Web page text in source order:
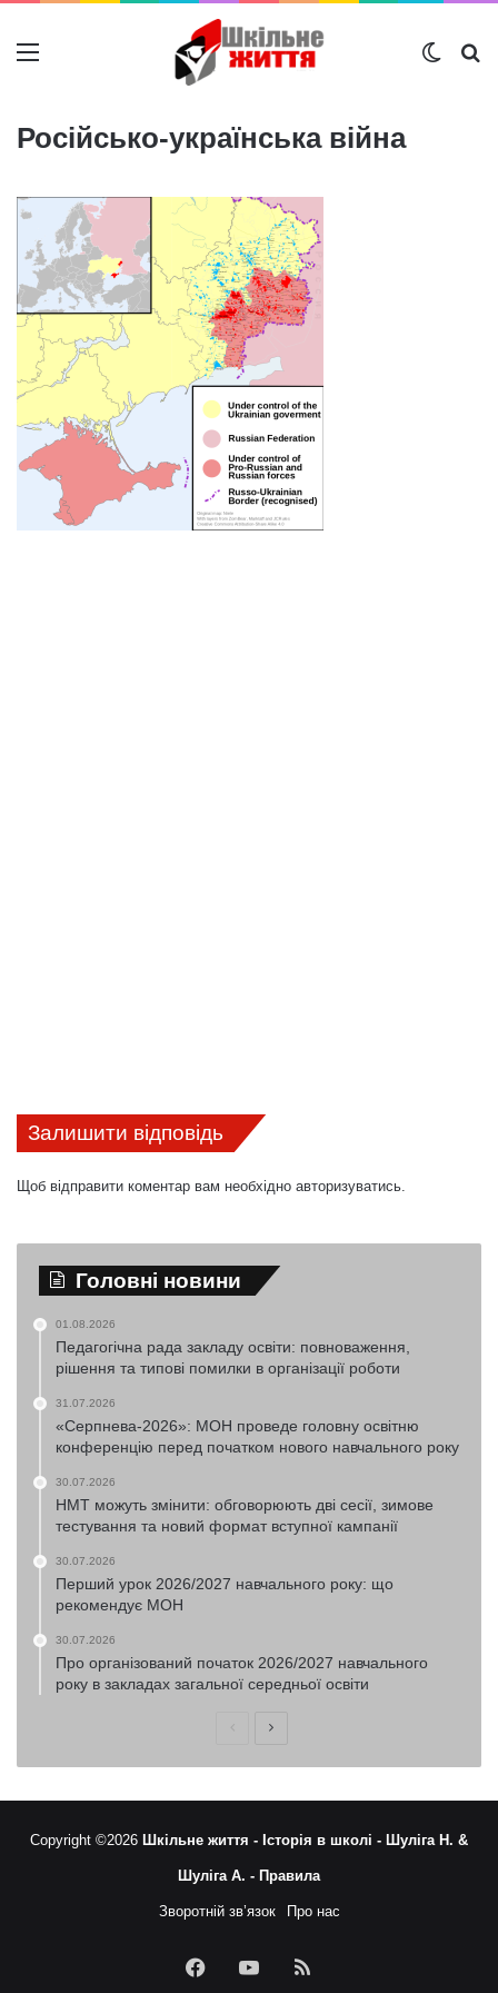
Меню
Російсько-українська війна
Залишити відповідь
Щоб відправити коментар вам необхідно авторизуватись.
Головні новини
01.08.2026
Педагогічна рада закладу освіти: повноваження,
рішення та типові помилки в організації роботи
31.07.2026
«Серпнева-2026»: МОН проведе головну освітню
конференцію перед початком нового навчального року
30.07.2026
НМТ можуть змінити: обговорюють дві сесії, зимове
тестування та новий формат вступної кампанії
30.07.2026
Перший урок 2026/2027 навчального року: що
рекомендує МОН
30.07.2026
Про організований початок 2026/2027 навчального
року в закладах загальної середньої освіти
ПопередняНаступна
Copyright ©2026 Шкільне життя - Історія в школі - Шуліга Н. &
Шуліга А. - Правила
Зворотній зв’язок Про нас
FacebookYouTubeRSS